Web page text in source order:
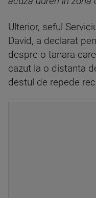
Ulterior, seful
David, a declarat
despre o tanara
cazut la o distanta
destul de repede